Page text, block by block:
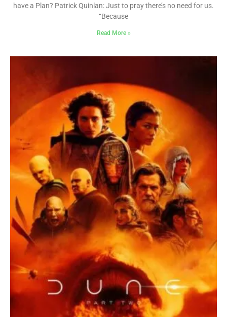
have a Plan? Patrick Quinlan: Just to pray there’s no need for us.
“Because
Read More »